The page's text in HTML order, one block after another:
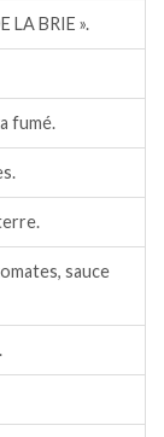
LA BRIE ».
fumé.
sauce